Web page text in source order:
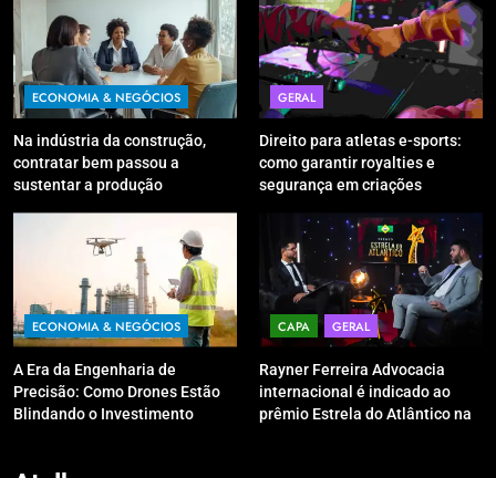
ECONOMIA & NEGÓCIOS
Na indústria da construção,
contratar bem passou a
sustentar a produção
GERAL
Direito para atletas e-sports:
como garantir royalties e
segurança em criações
ECONOMIA & NEGÓCIOS
A Era da Engenharia de
Precisão: Como Drones Estão
Blindando o Investimento
CAPA GERAL
Rayner Ferreira Advocacia
internacional é indicado ao
prêmio Estrela do Atlântico na